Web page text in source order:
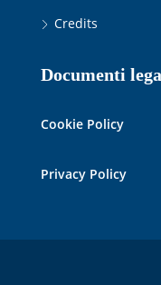
Credits
Documenti
Cookie Policy
Privacy Policy